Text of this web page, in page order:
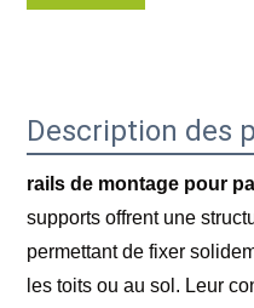
Description des
rails de montage pour
supports offrent une
permettant de fixer
les toits ou au sol. Leur